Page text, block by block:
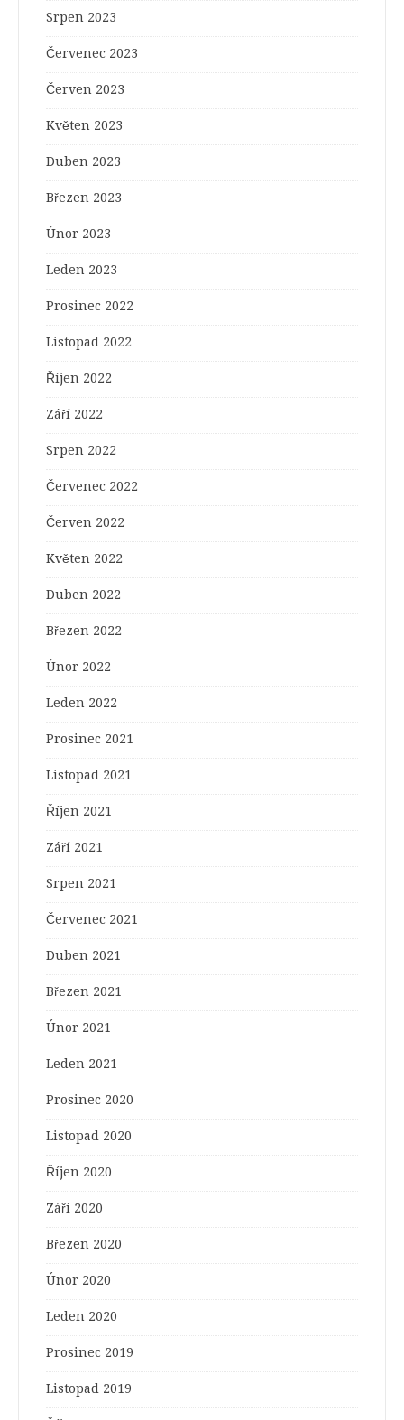
Srpen 2023
Červenec 2023
Červen 2023
Květen 2023
Duben 2023
Březen 2023
Únor 2023
Leden 2023
Prosinec 2022
Listopad 2022
Říjen 2022
Září 2022
Srpen 2022
Červenec 2022
Červen 2022
Květen 2022
Duben 2022
Březen 2022
Únor 2022
Leden 2022
Prosinec 2021
Listopad 2021
Říjen 2021
Září 2021
Srpen 2021
Červenec 2021
Duben 2021
Březen 2021
Únor 2021
Leden 2021
Prosinec 2020
Listopad 2020
Říjen 2020
Září 2020
Březen 2020
Únor 2020
Leden 2020
Prosinec 2019
Listopad 2019